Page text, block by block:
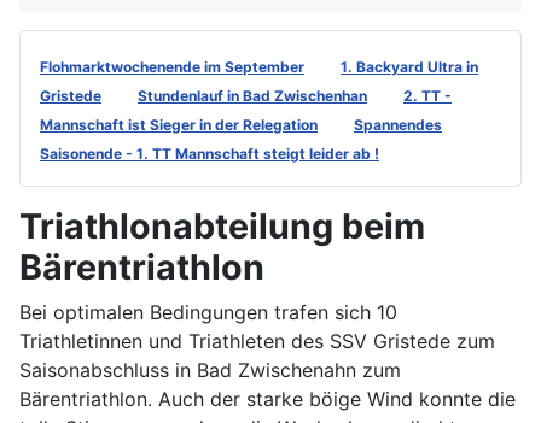
Flohmarktwochenende im September
1. Backyard Ultra in
Gristede
Stundenlauf in Bad Zwischenhan
2. TT -
Mannschaft ist Sieger in der Relegation
Spannendes
Saisonende - 1. TT Mannschaft steigt leider ab !
Triathlonabteilung beim
Bärentriathlon
Bei optimalen Bedingungen trafen sich 10
Triathletinnen und Triathleten des SSV Gristede zum
Saisonabschluss in Bad Zwischenahn zum
Bärentriathlon. Auch der starke böige Wind konnte die